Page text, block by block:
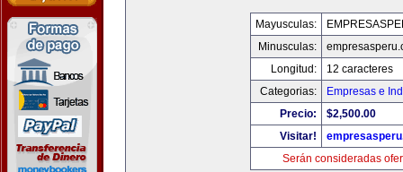
Mayusculas:
Minusculas:
Longitud:
12 caracteres
Categorias:
Empresas e
Precio:
$2,500.00
Visitar!
Serán consideradas